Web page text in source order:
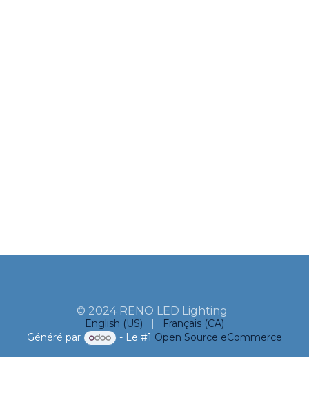
© 2024 RENO LED Lighting
English (US) |
Français (CA)
Généré par
- Le #1 Open Source eCommerce